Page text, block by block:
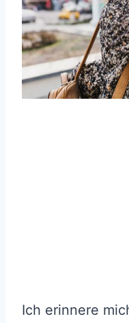
Ich erinnere